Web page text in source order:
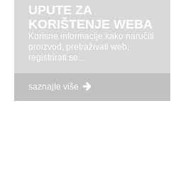
UPUTE ZA
KORIŠTENJE WEBA
Korisne informacije kako naručiti
proizvod, pretraživati web,
registrirati se...
saznajte više